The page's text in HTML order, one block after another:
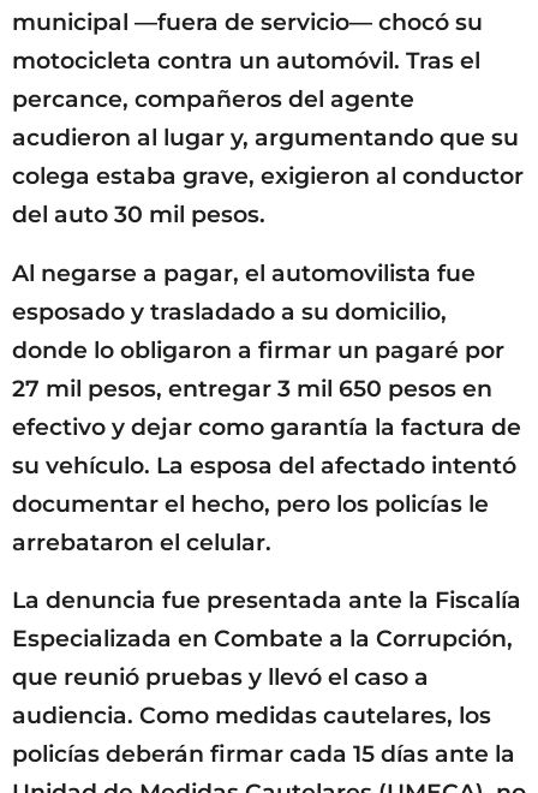
municipal —fuera de servicio— chocó su
motocicleta contra un automóvil. Tras el
percance, compañeros del agente
acudieron al lugar y, argumentando que su
colega estaba grave, exigieron al conductor
del auto 30 mil pesos.
Al negarse a pagar, el automovilista fue
esposado y trasladado a su domicilio,
donde lo obligaron a firmar un pagaré por
27 mil pesos, entregar 3 mil 650 pesos en
efectivo y dejar como garantía la factura de
su vehículo. La esposa del afectado intentó
documentar el hecho, pero los policías le
arrebataron el celular.
La denuncia fue presentada ante la Fiscalía
Especializada en Combate a la Corrupción,
que reunió pruebas y llevó el caso a
audiencia. Como medidas cautelares, los
policías deberán firmar cada 15 días ante la